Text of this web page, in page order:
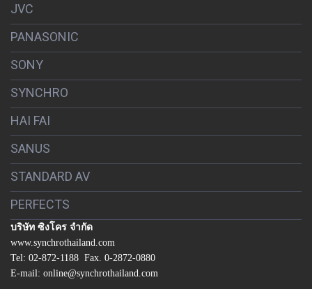
JVC
PANASONIC
SONY
SYNCHRO
HAI FAI
SANUS
STANDARD AV
PERFECTS
บริษัท ซิงโคร จำกัด
www.synchrothailand.com
Tel: 02-872-1188 Fax. 0-2872-0880
E-mail: online@synchrothailand.com